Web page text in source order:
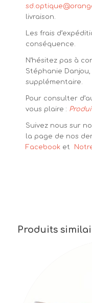
livraison.
Les frais
conséquence.
N’hésitez pas à
Stéphanie
supplémentaire.
Pour consulter
vous plaire :
Suivez nous sur
la page de nos
Facebooket
Produits